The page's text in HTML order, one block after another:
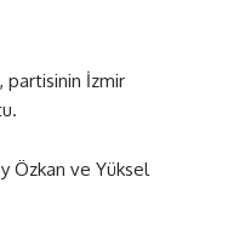
partisinin İzmir
Özkan ve Yüksel